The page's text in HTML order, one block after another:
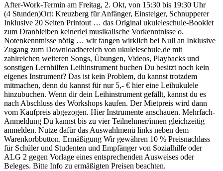
After-Work-Termin am Freitag, 2. Okt, von 15:30 bis 19:30 Uhr
(4 Stunden)Ort: Kreuzberg für Anfänger, Einsteiger, Schnupperer
Inklusive 20 Seiten Printout … das Original ukuleleschule-Booklet
zum Dranbleiben keinerlei musikalische Vorkenntnisse o.
Notenkenntnisse nötig … wir fangen wirklich bei Null an Inklusive
Zugang zum Downloadbereich von ukuleleschule.de mit
zahlreichen weiteren Songs, Übungen, Videos, Playbacks und
sonstigen Lernhilfen Leihinstrument buchen Du besitzt noch kein
eigenes Instrument? Das ist kein Problem, du kannst trotzdem
mitmachen, denn du kannst für nur 5,- € hier eine Leihukulele
hinzubuchen. Wenn dir dein Leihinstrument gefällt, kannst du es
nach Abschluss des Workshops kaufen. Der Mietpreis wird dann
vom Kaufpreis abgezogen. Hier Instrumente anschauen. Mehrfach-
Anmeldung Du kannst bis zu vier Teilnehmer/innen gleichzeitig
anmelden. Nutze dafür das Auswahlmenü links neben dem
Warenkorbbutton. Ermäßigung Wir gewähren 10 % Preisnachlass
für Schüler und Studenten und Empfänger von Sozialhilfe oder
ALG 2 gegen Vorlage eines entsprechenden Ausweises oder
Beleges. Bitte Info zu ermäßigten Preisen beachten.